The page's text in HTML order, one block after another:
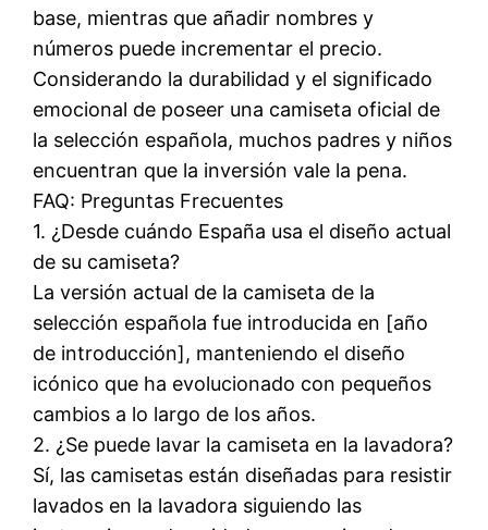
base, mientras que añadir nombres y
números puede incrementar el precio.
Considerando la durabilidad y el significado
emocional de poseer una camiseta oficial de
la selección española, muchos padres y niños
encuentran que la inversión vale la pena.
FAQ: Preguntas Frecuentes
1. ¿Desde cuándo España usa el diseño actual
de su camiseta?
La versión actual de la camiseta de la
selección española fue introducida en [año
de introducción], manteniendo el diseño
icónico que ha evolucionado con pequeños
cambios a lo largo de los años.
2. ¿Se puede lavar la camiseta en la lavadora?
Sí, las camisetas están diseñadas para resistir
lavados en la lavadora siguiendo las